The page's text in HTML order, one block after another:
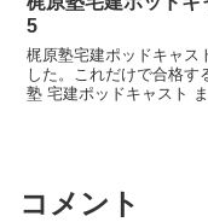
5
梶原塾宅建ポッドキャ
した。これだけで合格
塾 宅建ポッドキャスト
コメント